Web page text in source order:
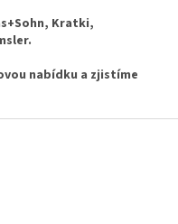
Kratki,
nabídku a zjistíme